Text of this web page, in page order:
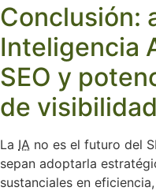
Conclusión:
Inteligencia
SEO y
de visibilidad
La IA no es el futuro del
sepan adoptarla
sustanciales en